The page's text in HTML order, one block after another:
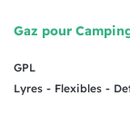
Gaz pour
GPL
Lyres - Flexibles -